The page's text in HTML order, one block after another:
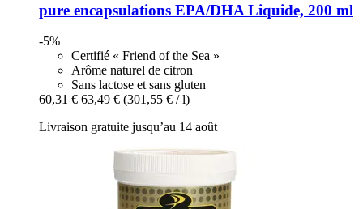
pure encapsulations EPA/DHA Liquide, 200 ml
-5%
Certifié « Friend of the Sea »
Arôme naturel de citron
Sans lactose et sans gluten
60,31 € 63,49 € (301,55 € / l)
Livraison gratuite jusqu’au 14 août